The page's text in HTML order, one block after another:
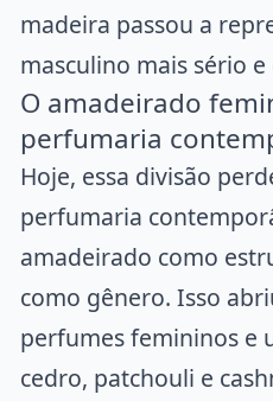
madeira passou a
masculino mais sério
O amadeirado
perfumaria
Hoje, essa divisão
perfumaria
amadeirado como
como gênero. Isso
perfumes femininos e
cedro, patchouli e